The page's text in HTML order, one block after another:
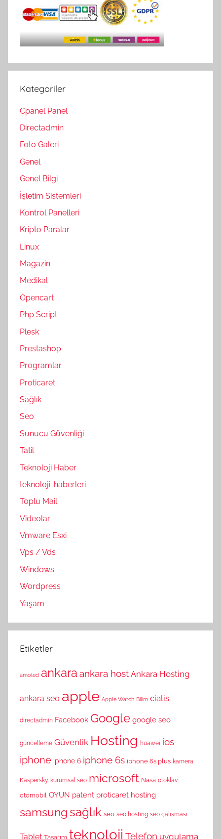
Kategoriler
Cpanel Panel
Directadmin
Foto Galeri
Genel
Genel Bilgi
İşletim Sistemleri
Kontrol Panelleri
Kripto Paralar
Linux
Magazin
Medikal
Opencart
Php Script
Plesk
Prestashop
Programlar
Proticaret
Sağlık
Seo
Sunucu Güvenliği
Tatil
Teknoloji Haber
teknoloji-haberleri
Toplu Mail
Videolar
Vmware Esxi
Vps / Vds
Windows
Wordpress
Yaşam
Etiketler
amoled ankara ankara host Ankara Hosting
ankara seo apple Apple Watch Bilim cialis
directadmin Facebook Google google seo
güncelleme Güvenlik Hosting huawei ios
iphone iphone 6 iphone 6s iphone 6s plus kamera
Kaspersky kurumsal seo microsoft Nasa otoklav
otomobil OYUN patent proticaret hosting
samsung sağlık seo seo hosting seo çalışması
Tablet Tasarım teknoloji Telefon uygulama